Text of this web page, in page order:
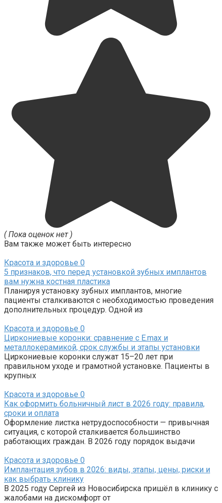
( Пока оценок нет )
Вам также может быть интересно
Красота и здоровье 0
5 признаков, что перед установкой зубных имплантов
вам нужна костная пластика
Планируя установку зубных имплантов, многие
пациенты сталкиваются с необходимостью проведения
дополнительных процедур. Одной из
Красота и здоровье 0
Циркониевые коронки: сравнение с E.max и
металлокерамикой, срок службы и этапы установки
Циркониевые коронки служат 15–20 лет при
правильном уходе и грамотной установке. Пациенты в
крупных
Красота и здоровье 0
Как оформить больничный лист в 2026 году: правила,
сроки и оплата
Оформление листка нетрудоспособности — привычная
ситуация, с которой сталкивается большинство
работающих граждан. В 2026 году порядок выдачи
Красота и здоровье 0
Имплантация зубов в 2026: виды, этапы, цены, риски и
как выбрать клинику
В 2025 году Сергей из Новосибирска пришёл в клинику с
жалобами на дискомфорт от